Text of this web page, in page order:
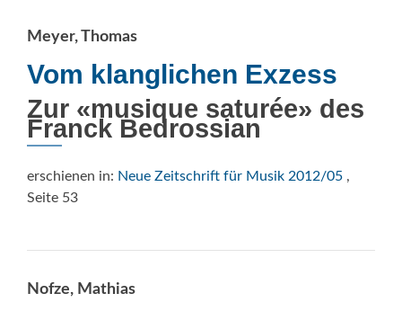
Meyer, Thomas
Vom klanglichen Exzess
Zur «musique saturée» des
Franck Bedrossian
erschienen in: Neue Zeitschrift für Musik 2012/05 ,
Seite 53
Nofze, Mathias